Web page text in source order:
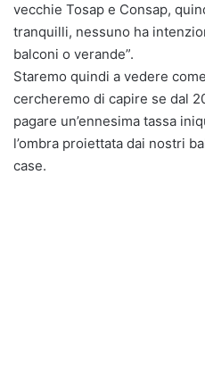
vecchie Tosap e Consap,
tranquilli, nessuno ha
balconi o verande”.
Staremo quindi a vedere
cercheremo di capire se dal
pagare un’ennesima tassa
l’ombra proiettata dai nostri
case.